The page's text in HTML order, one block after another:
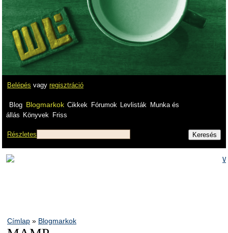
Belépés vagy regisztráció
Blog Blogmarkok Cikkek Fórumok Levlisták
Munka és
állás Könyvek Friss
Részletes
Címlap » Blogmarkok